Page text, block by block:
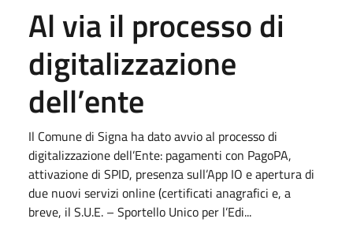
Al via il processo di
digitalizzazione
dell’ente
Il Comune di Signa ha dato avvio al processo di
digitalizzazione dell’Ente: pagamenti con PagoPA,
attivazione di SPID, presenza sull’App IO e apertura di
due nuovi servizi online (certificati anagrafici e, a
breve, il S.U.E. – Sportello Unico per l’Edi...